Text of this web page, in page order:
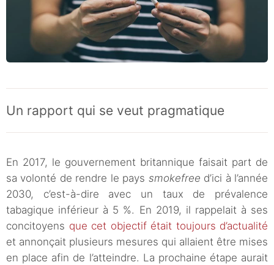
Un rapport qui se veut pragmatique
En 2017, le gouvernement britannique faisait part de
sa volonté de rendre le pays smokefree d’ici à l’année
2030, c’est-à-dire avec un taux de prévalence
tabagique inférieur à 5 %. En 2019, il rappelait à ses
concitoyens que cet objectif était toujours d’actualité
et annonçait plusieurs mesures qui allaient être mises
en place afin de l’atteindre. La prochaine étape aurait